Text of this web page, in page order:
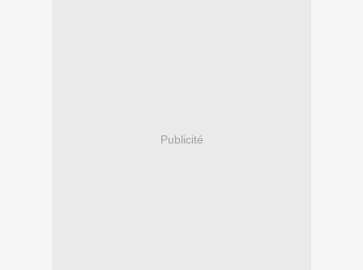
Publicité